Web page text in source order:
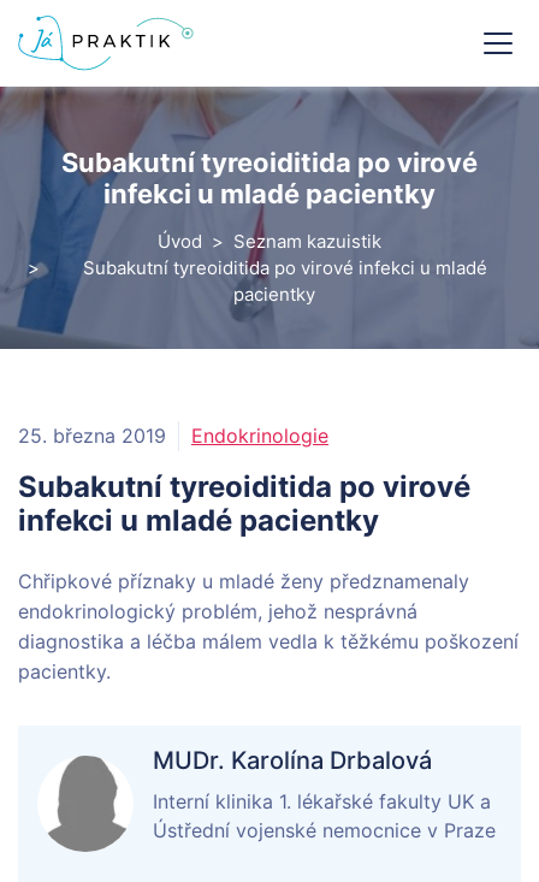
Subakutní tyreoiditida po virové
infekci u mladé pacientky
Úvod
Seznam kazuistik
Subakutní tyreoiditida po virové infekci u mladé
pacientky
25. března 2019 Endokrinologie
Subakutní tyreoiditida po virové
infekci u mladé pacientky
Chřipkové příznaky u mladé ženy předznamenaly
endokrinologický problém, jehož nesprávná
diagnostika a léčba málem vedla k těžkému poškození
pacientky.
MUDr. Karolína Drbalová
Interní klinika 1. lékařské fakulty UK a
Ústřední vojenské nemocnice v Praze